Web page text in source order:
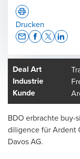
Deal Art
Industrie
Kunde
BDO erbrachte buy-
diligence für Ardent
Davos AG.
Benjamin
Leiter Transaction
Drucken